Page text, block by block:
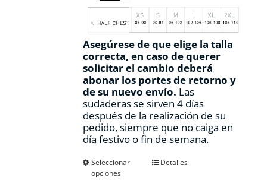
Asegúrese de que elige la talla
correcta, en caso de querer
solicitar el cambio deberá
abonar los portes de retorno y
de su nuevo envío. Las
sudaderas se sirven 4 días
después de la realización de su
pedido, siempre que no caiga en
día festivo o fin de semana.
Seleccionar
opciones
EsteDetalles